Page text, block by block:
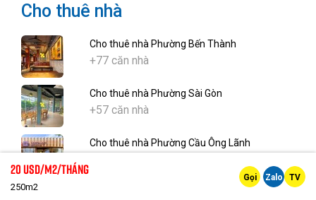
Cho thuê nhà
Cho thuê nhà Phường Bến Thành
+77 căn nhà
Cho thuê nhà Phường Sài Gòn
+57 căn nhà
Cho thuê nhà Phường Cầu Ông Lãnh
20 Usd/m2/tháng
250m2
Gọi Zalo TV